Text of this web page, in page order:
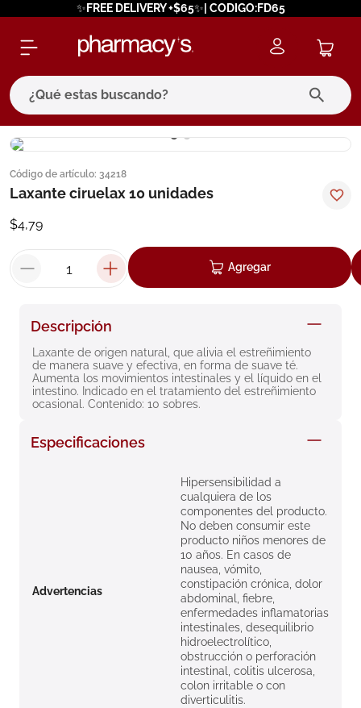
✨FREE DELIVERY +$65✨| CODIGO:FD65
¿Qué estas buscando?
Código de artículo: 34218
Laxante ciruelax 10 unidades
$4,79
Agregar
Descripción
Laxante de origen natural, que alivia el estreñimiento
de manera suave y efectiva, en forma de suave té.
Aumenta los movimientos intestinales y el líquido en el
intestino. Indicado en el tratamiento del estreñimiento
ocasional. Contenido: 10 sobres.
Especificaciones
Advertencias
Hipersensibilidad a
cualquiera de los
componentes del producto.
No deben consumir este
producto niños menores de
10 años. En casos de
nausea, vómito,
constipación crónica, dolor
abdominal, fiebre,
enfermedades inflamatorias
intestinales, desequilibrio
hidroelectrolítico,
obstrucción o perforación
intestinal, colitis ulcerosa,
colon irritable o con
diverticulitis.
términos más buscados
1. eucerin
3
pilexil
5. cerave
6 degraler
7. isdin
8 . roche posay
9. nivea
pañales